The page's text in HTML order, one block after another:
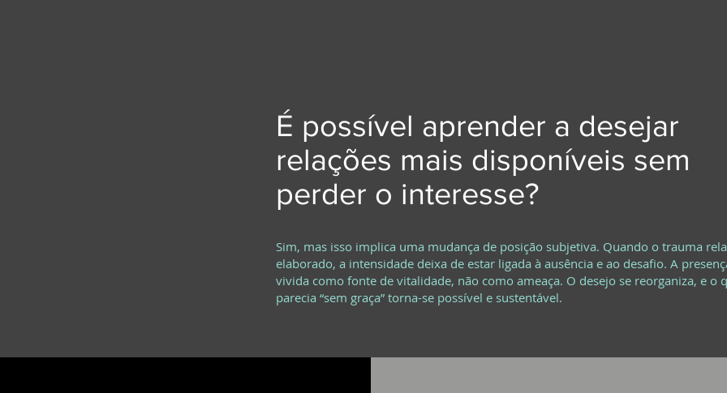
É possível aprender a desejar
relações mais disponíveis sem
perder o interesse?
Sim, mas isso implica uma mudança de posição subjetiva. Quando o trauma
elaborado, a intensidade deixa de estar ligada à ausência e ao desafio. A
vivida como fonte de vitalidade, não como ameaça. O desejo se reorganiza, e o
parecia “sem graça” torna-se possível e sustentável.